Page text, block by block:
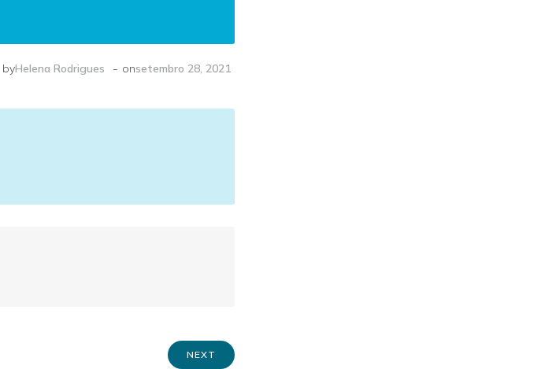
byHelena Rodrigues - onsetembro 28, 2021
NEXT